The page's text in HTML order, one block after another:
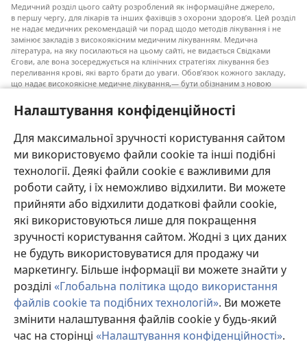
Налаштування конфіденційності
Для максимальної зручності користування сайтом
ми використовуємо файли cookie та інші подібні
технології. Деякі файли cookie є важливими для
роботи сайту, і їх неможливо відхилити. Ви можете
прийняти або відхилити додаткові файли cookie,
які використовуються лише для покращення
зручності користування сайтом. Жодні з цих даних
не будуть використовуватися для продажу чи
маркетингу. Більше інформації ви можете знайти у
розділі «Глобальна політика щодо використання
файлів cookie та подібних технологій». Ви можете
змінити налаштування файлів cookie у будь-який
час на сторінці «Налаштування конфіденційності».
Медичний розділ цього сайту розроблений як інформаційне джерело,
в першу чергу, для лікарів та інших фахівців з охорони здоров’я. Цей розділ
не надає медичних рекомендацій чи порад щодо методів лікування і не
замінює закладів з високоякісним медичним лікуванням. Медична
література, на яку посилаються на цьому сайті, не видається Свідками
Єгови, але вона зосереджується на клінічних стратегіях лікування без
переливання крові, які варто брати до уваги. Обов’язок кожного закладу,
що надає високоякісне медичне лікування,— бути обізнаним з новою
пацієнту приймати власні рішення згідно з його медичним станом,
побажаннями, цінностями та віруваннями. Не всі медичні стратегії, згадані
До пацієнтів: завжди шукайте порад вашого лікаря або іншого фахівця
з охорони здоров’я щодо медичних станів та лікування. Проконсультуйтеся
з лікарем, якщо відчуваєте, що ви хворі.
Послуговуватися цим сайтом можна згідно з умовами його використання.
Налаштування зовнішнього вигляду
Copyright© 2026 Watch Tower Bible and Tract Society of Pennsylvania.
УМОВИ ВИКОРИСТАННЯ|ПОЛІТИКА КОНФІДЕНЦІЙНОСТІ